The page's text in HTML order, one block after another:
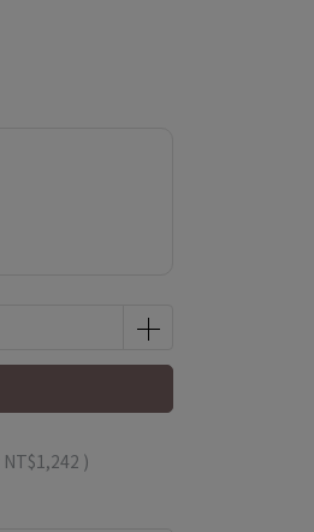
NT$1,242 )